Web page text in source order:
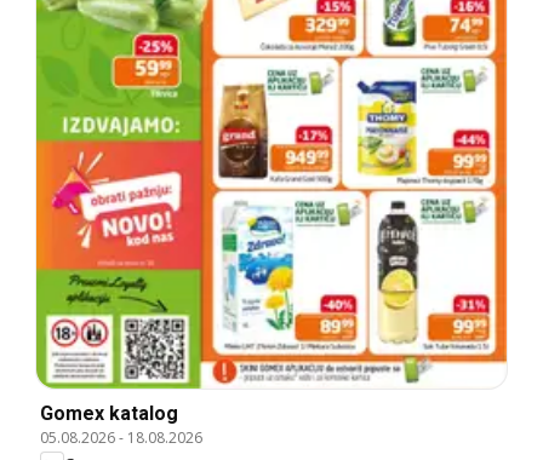
Gomex katalog
05.08.2026- 18.08.2026